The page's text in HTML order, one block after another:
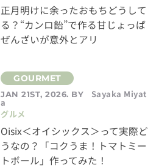
正月明けに余ったおもちどうして
る？“カンロ飴”で作る甘じょっぱ
ぜんざいが意外とアリ
JAN 21ST, 2026. BY Sayaka Miyat
a
グルメ
Oisix＜オイシックス＞って実際ど
うなの？「コクうま！トマトミー
トボール」作ってみた！